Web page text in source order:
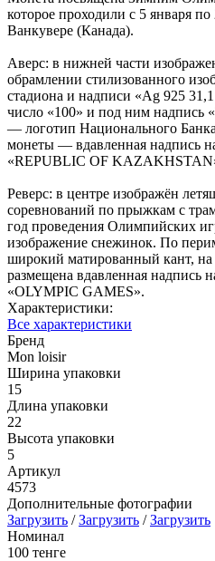
которое проходили с 5 января
Ванкувере (Канада).
Аверс: в нижней части
обрамлении стилизованного
стадиона и надписи «Ag 925
число «100» и под ним надпись
— логотип Национального
монеты — вдавленная надпись
«REPUBLIC OF
Реверс: в центре изображён
соревнований по прыжкам с
год проведения Олимпийских
изображение снежинок. По
широкий матированный кант,
размещена вдавленная надпись
«OLYMPIC GAMES».
Характеристики:
Все характеристики
Бренд
Mon loisir
Ширина упаковки
15
Длина упаковки
22
Высота упаковки
5
Артикул
4573
Дополнительные фотографии
Загрузить /Загрузить /Загрузить
Номинал
100 тенге